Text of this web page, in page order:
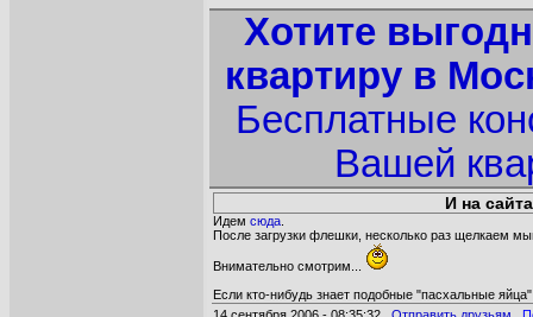
Хотите
квартиру в
Бесплатные
Вашей
И на
Идем сюда
После загрузки флешки, несколько раз щелкаем
Внимательно смотрим...
Если кто-нибудь знает подобные "пасхальные